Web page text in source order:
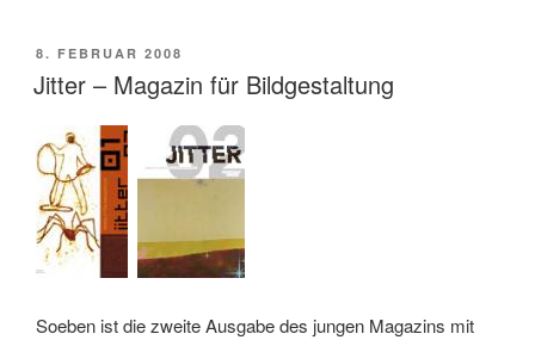
VERÖFFENTLICHT
AM
8. FEBRUAR 2008
Jitter – Magazin für Bildgestaltung
Soeben ist die zweite Ausgabe des jungen Magazins mit